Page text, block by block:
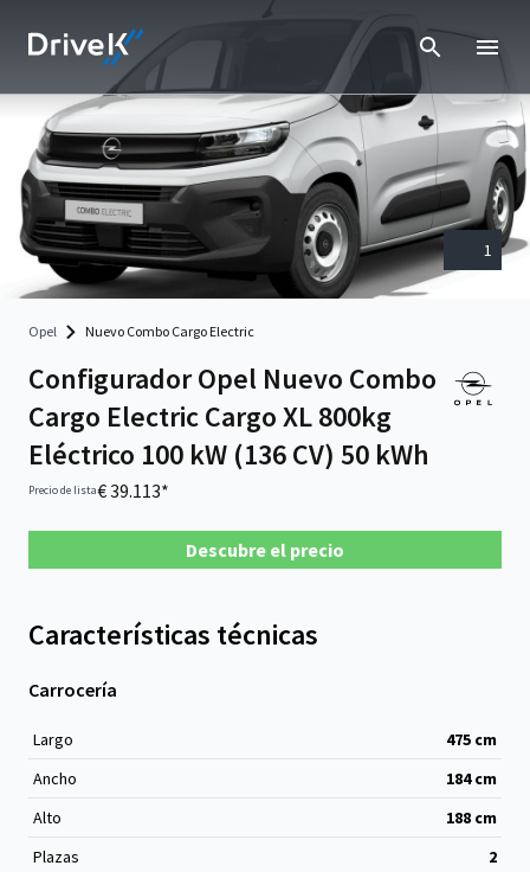
1
Opel Nuevo Combo Cargo Electric
Configurador Opel Nuevo Combo
Cargo Electric Cargo XL 800kg
Eléctrico 100 kW (136 CV) 50 kWh
Precio de lista€ 39.113*
Descubre el precio
Características técnicas
Carrocería
Largo 475 cm
Ancho
184cm
Alto
188 cm
Plazas
2